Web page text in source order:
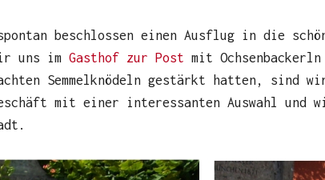
beschlossen einen Ausflug in die
uns im Gasthof zur Post mit
Semmelknödeln gestärkt hatten, sind
mit einer interessanten Auswahl